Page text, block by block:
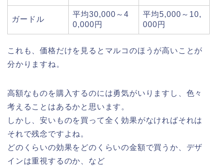
ガードル
平均30,000～4
0,000円
平均5,000～10,
000円
これも、価格だけを見るとマルコのほうが高いことが
分かりますね。
高額なものを購入するのには勇気がいりますし、色々
考えることはあるかと思います。
しかし、安いものを買って全く効果がなければそれは
それで残念ですよね。
どのくらいの効果をどのくらいの金額で買うか、デザ
インは重視するのか、など